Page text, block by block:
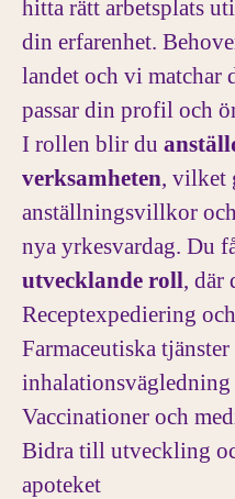
hitta rätt arbetsplats
din erfarenhet.
landet och vi matchar
passar din profil och
I rollen blir du
verksamheten, vilket
anställningsvillkor
nya yrkesvardag. Du
utvecklande roll, där
Receptexpediering
Farmaceutiska tjänster
inhalationsvägledning
Vaccinationer och
Bidra till utveckling
apoteket